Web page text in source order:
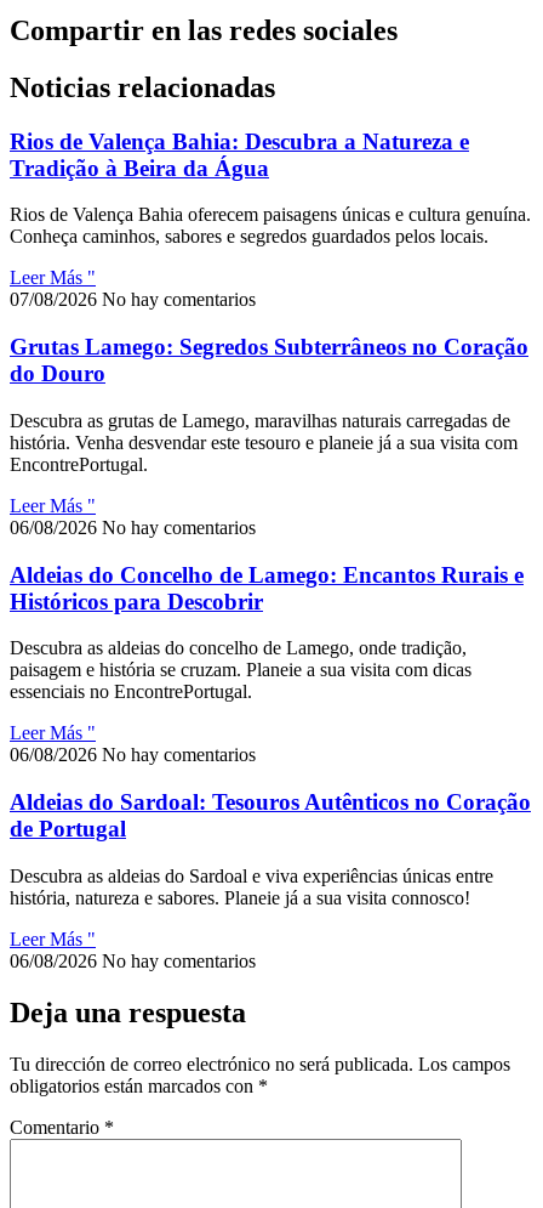
Compartir en las redes sociales
Noticias relacionadas
Rios de Valença Bahia: Descubra a Natureza e
Tradição à Beira da Água
Rios de Valença Bahia oferecem paisagens únicas e cultura genuína.
Conheça caminhos, sabores e segredos guardados pelos locais.
Leer Más "
07/08/2026 No hay comentarios
Grutas Lamego: Segredos Subterrâneos no Coração
do Douro
Descubra as grutas de Lamego, maravilhas naturais carregadas de
história. Venha desvendar este tesouro e planeie já a sua visita com
EncontrePortugal.
Leer Más "
06/08/2026 No hay comentarios
Aldeias do Concelho de Lamego: Encantos Rurais e
Históricos para Descobrir
Descubra as aldeias do concelho de Lamego, onde tradição,
paisagem e história se cruzam. Planeie a sua visita com dicas
essenciais no EncontrePortugal.
Leer Más "
06/08/2026 No hay comentarios
Aldeias do Sardoal: Tesouros Autênticos no Coração
de Portugal
Descubra as aldeias do Sardoal e viva experiências únicas entre
história, natureza e sabores. Planeie já a sua visita connosco!
Leer Más "
06/08/2026 No hay comentarios
Deja una respuesta
Tu dirección de correo electrónico no será publicada. Los campos
obligatorios están marcados con *
Comentario *